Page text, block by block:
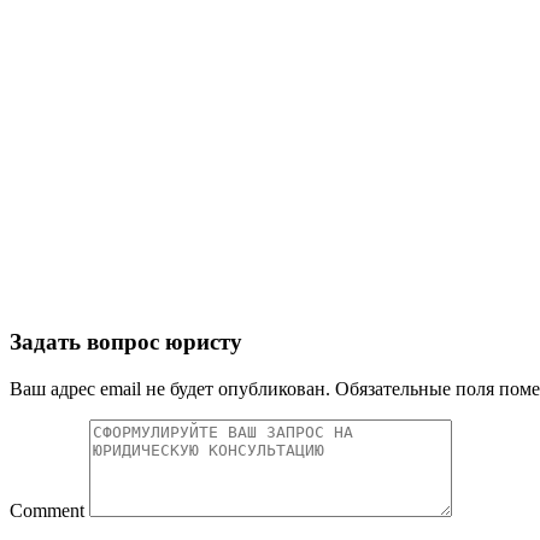
Задать вопрос юристу
Ваш адрес email не будет опубликован. Обязательные поля
Comment